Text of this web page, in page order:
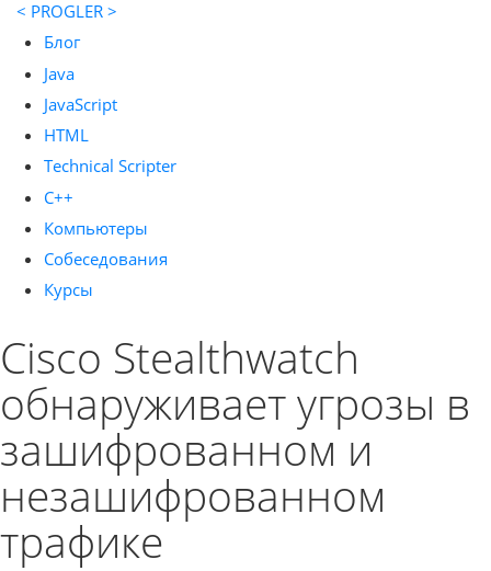
< PROGLER >
Блог
Java
JavaScript
HTML
Technical Scripter
C++
Компьютеры
Собеседования
Курсы
Cisco Stealthwatch
обнаруживает угрозы в
зашифрованном и
незашифрованном
трафике